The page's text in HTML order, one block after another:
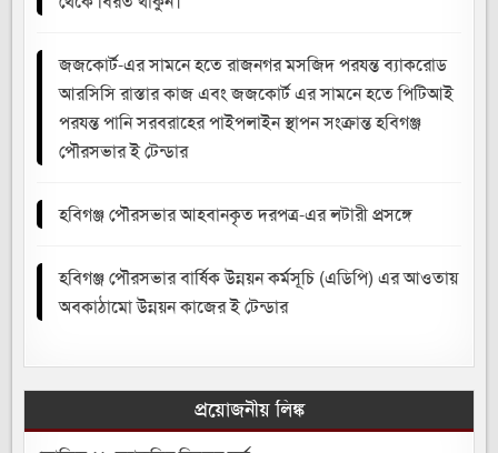
জজকোর্ট-এর সামনে হতে রাজনগর মসজিদ পরযন্ত ব্যাকরোড
আরসিসি রাস্তার কাজ এবং জজকোর্ট এর সামনে হতে পিটিআই
পরযন্ত পানি সরবরাহের পাইপলাইন স্থাপন সংক্রান্ত হবিগঞ্জ
পৌরসভার ই টেন্ডার
হবিগঞ্জ পৌরসভার আহবানকৃত দরপত্র-এর লটারী প্রসঙ্গে
হবিগঞ্জ পৌরসভার বার্ষিক উন্নয়ন কর্মসূচি (এডিপি) এর আওতায়
অবকাঠামো উন্নয়ন কাজের ই টেন্ডার
প্রয়োজনীয় লিঙ্ক